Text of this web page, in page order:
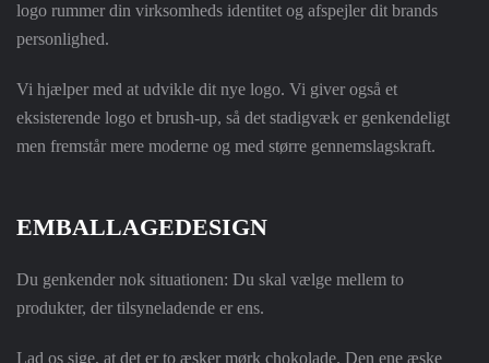
logo rummer din virksomheds identitet og afspejler dit brands
personlighed.
Vi hjælper med at udvikle dit nye logo. Vi giver også et
eksisterende logo et brush-up, så det stadigvæk er genkendeligt
men fremstår mere moderne og med større gennemslagskraft.
EMBALLAGEDESIGN
Du genkender nok situationen: Du skal vælge mellem to
produkter, der tilsyneladende er ens.
Lad os sige, at det er to æsker mørk chokolade. Den ene æske